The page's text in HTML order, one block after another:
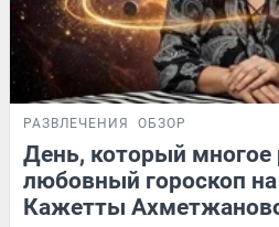
РАЗВЛЕЧЕНИЯ ОБЗОР
День, который многое
любовный гороскоп
Кажетты